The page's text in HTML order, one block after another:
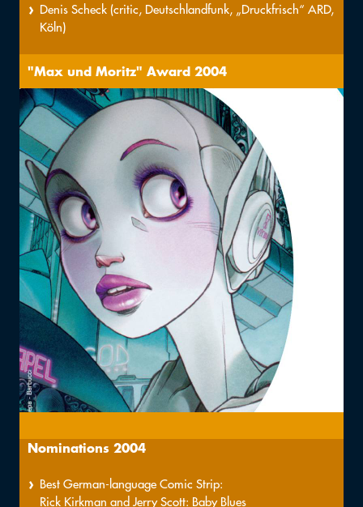
Denis Scheck (critic, Deutschlandfunk, „Druckfrisch“ ARD,
Köln)
"Max und Moritz" Award 2004
Nominations 2004
Best German-language Comic Strip:
Rick Kirkman and Jerry Scott: Baby Blues